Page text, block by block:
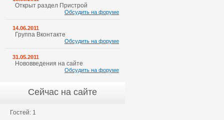
Открыт раздел Пристрой
Обсудить на форуме
14.06.2011
Группа Вконтакте
Обсудить на форуме
31.05.2011
Нововведения на сайте
Обсудить на форуме
Сейчас на сайте
Гостей: 1